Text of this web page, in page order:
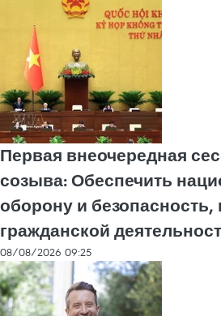
Первая внеочередная
созыва: Обеспечить
оборону и безопасность,
гражданской
08/08/2026 09:25